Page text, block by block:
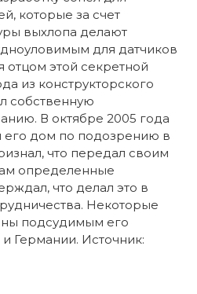
которые за счет
выхлопа делают
для датчиков
отцом этой секретной
из конструкторского
собственную
В октябре 2005 года
его дом по подозрению в
что передал своим
определенные
что делал это в
Некоторые
подсудимым его
Германии. Источник: